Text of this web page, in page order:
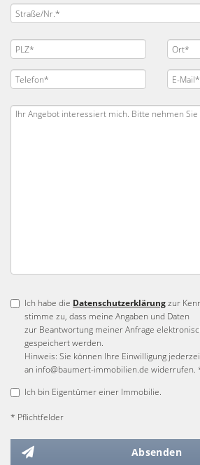
Ich habe die Datenschutzerklärungzur
stimme zu, dass meine Angaben und Daten
zur Beantwortung meiner Anfrage
gespeichert werden.
Hinweis: Sie können Ihre Einwilligung
an info@baumert-immobilien.de widerrufen.
Ich bin Eigentümer einer Immobilie.
* Pflichtfelder
Absenden